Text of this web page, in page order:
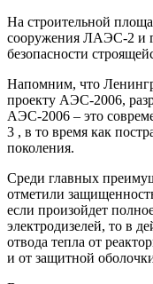
На строительной
сооружения ЛАЭС-2 и
безопасности
Напомним, что
проекту АЭС-2006,
АЭС-2006 – это
3 , в то время как
поколения.
Среди главных
отметили
если произойдет
электродизелей, то в
отвода тепла от
и от защитной